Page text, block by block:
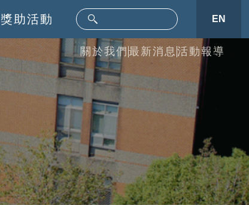
獎助活動 EN
關於我們 最新消息 活動報導